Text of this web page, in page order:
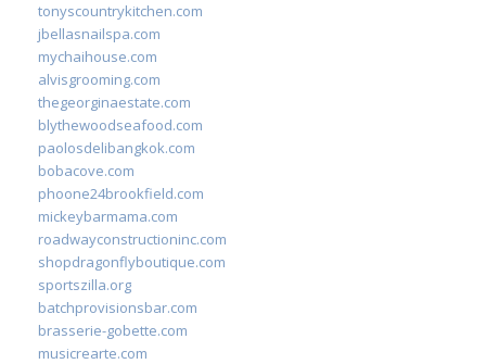
tonyscountrykitchen.com
jbellasnailspa.com
mychaihouse.com
alvisgrooming.com
thegeorginaestate.com
blythewoodseafood.com
paolosdelibangkok.com
bobacove.com
phoone24brookfield.com
mickeybarmama.com
roadwayconstructioninc.com
shopdragonflyboutique.com
sportszilla.org
batchprovisionsbar.com
brasserie-gobette.com
musicrearte.com